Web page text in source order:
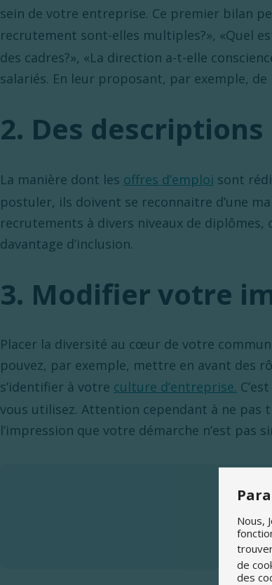
sein de votre entreprise. Ce premier bilan
recrutement sont-elles multiples?», «Quel
des cadres?», «La direction a-t-elle
salariés. En leur proposant, par exemple,
2. Des
La manière dont les offres d’emploi sont
postuler, ils doivent se reconnaitre d’une
recrutements à divers niveaux de
davantage d’inclusion.
3. Modifier votre
Placer la diversité au cœur de votre
pouvez, par exemple, mettre en avant des
s’identifier à votre culture d’entreprise.
vous utilisez. Attention cependant à ne pas
l’impression que votre démarche n’est pas
Nous,
de
des